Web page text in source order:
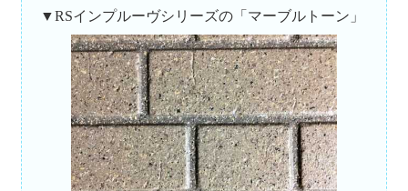
▼RSインプルーヴシリーズの「マーブルトーン」